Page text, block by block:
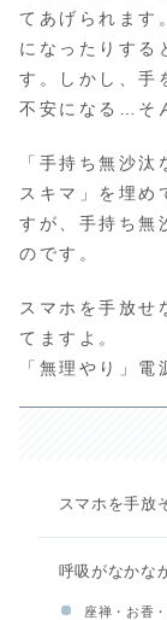
てあげられます
になったりする
す。しかし、手
不安になる…そ
「手持ち無沙
スキマ」を埋め
すが、手持ち無
のです。
スマホを手放せ
てますよ。
「無理やり」
スマホを手放
呼吸がなかな
座禅・お香